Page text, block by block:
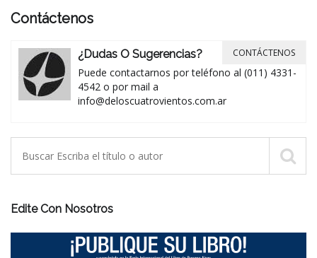
Contáctenos
¿Dudas O Sugerencias?
Puede contactarnos por teléfono al (011) 4331-
4542 o por mail a
info@deloscuatrovientos.com.ar
CONTÁCTENOS
Edite Con Nosotros